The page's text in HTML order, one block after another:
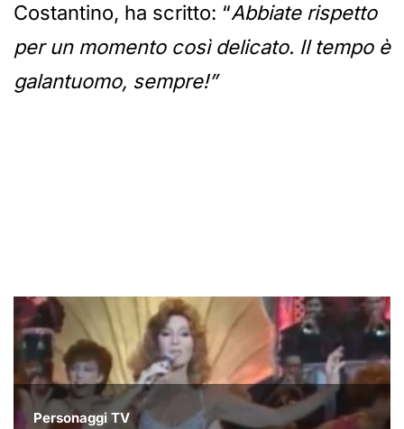
Costantino, ha scritto: “Abbiate rispetto
per un momento così delicato. Il tempo è
galantuomo, sempre!”